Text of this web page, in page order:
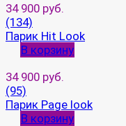
34 900 руб.
(134)
Парик Hit Look
В корзину
34 900 руб.
(95)
Парик Page look
В корзину